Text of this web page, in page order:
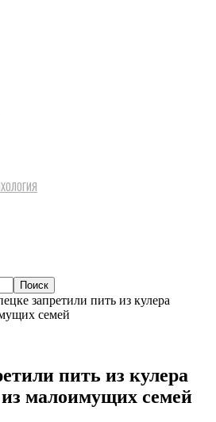
запретили пить из кулера
семей
пить из кулера
малоимущих семей